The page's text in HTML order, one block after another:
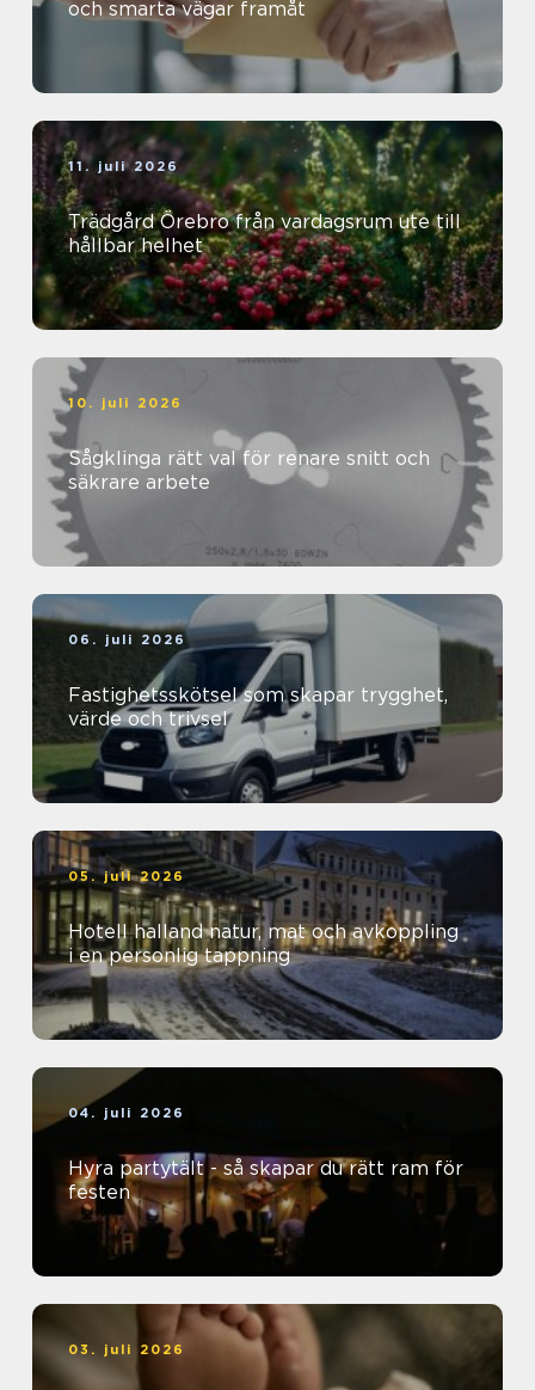
och smarta vägar framåt
11. juli 2026
Trädgård Örebro från vardagsrum ute till
hållbar helhet
10. juli 2026
Sågklinga rätt val för renare snitt och
säkrare arbete
06. juli 2026
Fastighetsskötsel som skapar trygghet,
värde och trivsel
05. juli 2026
Hotell halland natur, mat och avkoppling
i en personlig tappning
04. juli 2026
Hyra partytält - så skapar du rätt ram för
festen
03. juli 2026